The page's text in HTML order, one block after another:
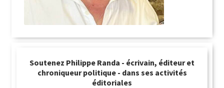
Soutenez Philippe Randa - écrivain, éditeur et
chroniqueur politique - dans ses activités
éditoriales